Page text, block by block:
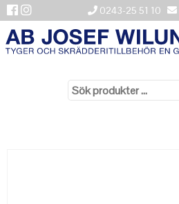
0243-25 51 10
VÄLKOMMENefter: